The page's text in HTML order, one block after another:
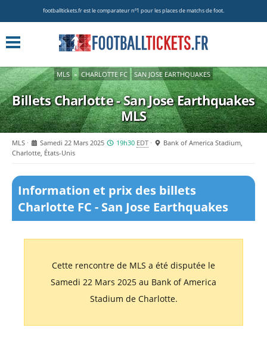
footballtickets.fr est le comparateur nº1 pour les places de matchs de foot.
MLS » CHARLOTTE FC SAN JOSE EARTHQUAKES
Billets Charlotte - San Jose Earthquakes
MLS
MLS Samedi 22 Mars 2025 19h30 EDT
Bank of America Stadium,
Charlotte, États-Unis
Information et prix des billets
Charlotte FC - San Jose Earthquakes
Cette rencontre de MLS a été disputée le
Samedi 22 Mars 2025 au Bank of America
Stadium de Charlotte.